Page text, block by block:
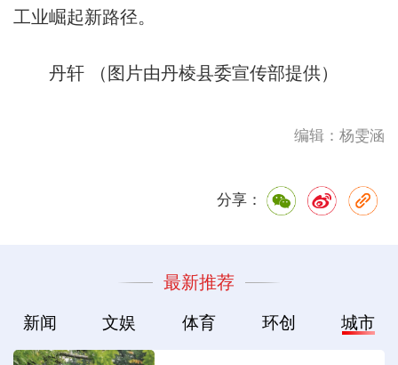
工业崛起新路径。
丹轩 （图片由丹棱县委宣传部提供）
编辑：杨雯涵
分享：
最新推荐
新闻 文娱 体育 环创 城市